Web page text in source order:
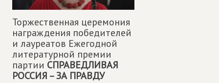
Торжественная церемония
награждения победителей
и лауреатов Ежегодной
литературной премии
партии СПРАВЕДЛИВАЯ
РОССИЯ – ЗА ПРАВДУ